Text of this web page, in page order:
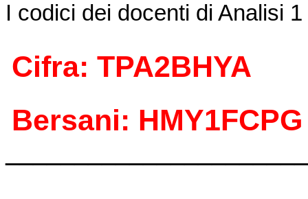
I codici dei docenti di Analisi
Cifra: TPA2BHYA
Bersani: HMY1FCPG